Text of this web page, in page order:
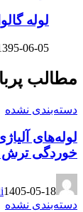
لوله
06-05
مطالب
دسته‌بندی نشده
خوردگی ترش
1405-05-18
دسته‌بندی نشده